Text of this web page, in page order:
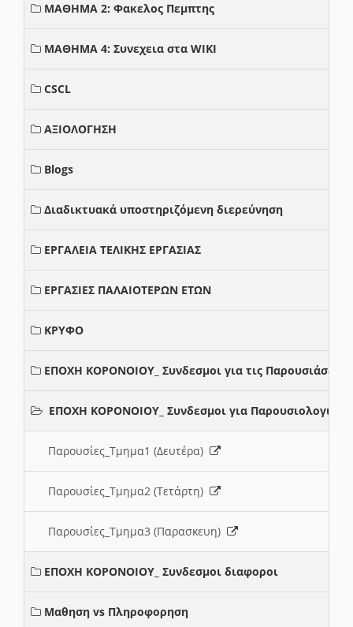
ΜΑΘΗΜΑ 2: Φακελος Πεμπτης
ΜΑΘΗΜΑ 4: Συνεχεια στα WIKI
CSCL
ΑΞΙΟΛΟΓΗΣΗ
Blogs
Διαδικτυακά υποστηριζόμενη διερεύνηση
ΕΡΓΑΛΕΙΑ ΤΕΛΙΚΗΣ ΕΡΓΑΣΙΑΣ
ΕΡΓΑΣΙΕΣ ΠΑΛΑΙΟΤΕΡΩΝ ΕΤΩΝ
ΚΡΥΦΟ
ΕΠΟΧΗ ΚΟΡΟΝΟΙΟΥ_ Συνδεσμοι για τις Παρουσιάσεις
ΕΠΟΧΗ ΚΟΡΟΝΟΙΟΥ_ Συνδεσμοι για Παρουσιολογια
Παρουσίες_Τμημα1 (Δευτέρα)
Παρουσίες_Τμημα2 (Τετάρτη)
Παρουσίες_Τμημα3 (Παρασκευη)
ΕΠΟΧΗ ΚΟΡΟΝΟΙΟΥ_ Συνδεσμοι διαφοροι
Μαθηση vs Πληροφορηση